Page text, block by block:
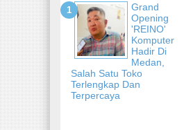
Grand
Opening
'REINO'
Komputer
Hadir Di
Medan,
Salah Satu Toko
Terlengkap Dan
Terpercaya